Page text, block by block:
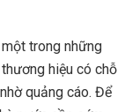
trong những
hiệu có chỗ
quảng cáo. Để